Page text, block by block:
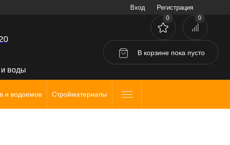
Вход Регистрация
0 0
В корзине пока пусто
воды
и водоемов Стройматериалы